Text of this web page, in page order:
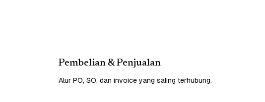
Pembelian & Penjualan
Alur PO, SO, dan invoice yang saling terhubung.